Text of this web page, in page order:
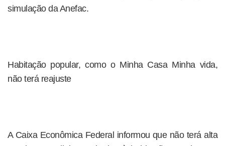
simulação da Anefac.
Habitação popular, como o Minha Casa Minha vida,
não terá reajuste
A Caixa Econômica Federal informou que não terá alta